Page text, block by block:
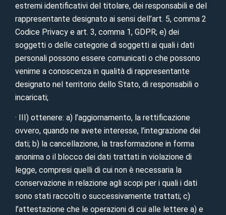
estremi identificativi del titolare, dei responsabili e del
rappresentante designato ai sensi dell’art. 5, comma 2
Codice Privacy e art. 3, comma 1, GDPR; e) dei
soggetti o delle categorie di soggetti ai quali i dati
personali possono essere comunicati o che possono
venirne a conoscenza in qualità di rappresentante
designato nel territorio dello Stato, di responsabili o
incaricati;
· III) ottenere: a) l’aggiornamento, la rettificazione
ovvero, quando ne avete interesse, l’integrazione dei
dati; b) la cancellazione, la trasformazione in forma
anonima o il blocco dei dati trattati in violazione di
legge, compresi quelli di cui non è necessaria la
conservazione in relazione agli scopi per i quali i dati
sono stati raccolti o successivamente trattati; c)
l’attestazione che le operazioni di cui alle lettere a) e